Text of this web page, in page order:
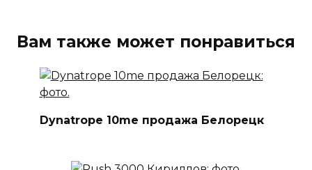
Вам также может понравиться
Dynatrope 10me продажа Белорецк